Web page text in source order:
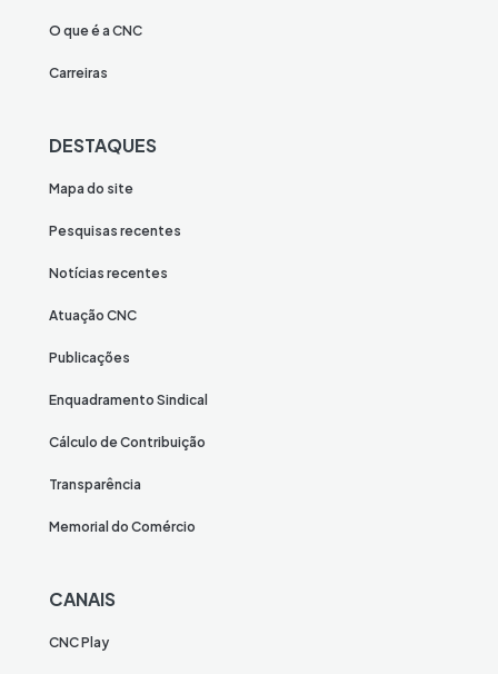
O que é a CNC
Carreiras
DESTAQUES
Mapa do site
Pesquisas recentes
Notícias recentes
Atuação CNC
Publicações
Enquadramento Sindical
Cálculo de Contribuição
Transparência
Memorial do Comércio
CANAIS
CNC Play